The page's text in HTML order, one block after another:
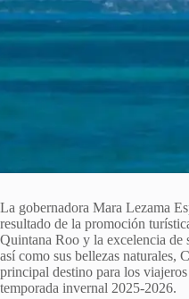
La gobernadora Mara Lezama
resultado de la promoción
Quintana Roo y la excelencia de
así como sus bellezas naturales,
principal destino para los
temporada invernal 2025-2026.